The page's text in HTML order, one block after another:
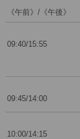
《午前》/《午後》
09:40/15:55
09:45/14:00
10:00/14:15